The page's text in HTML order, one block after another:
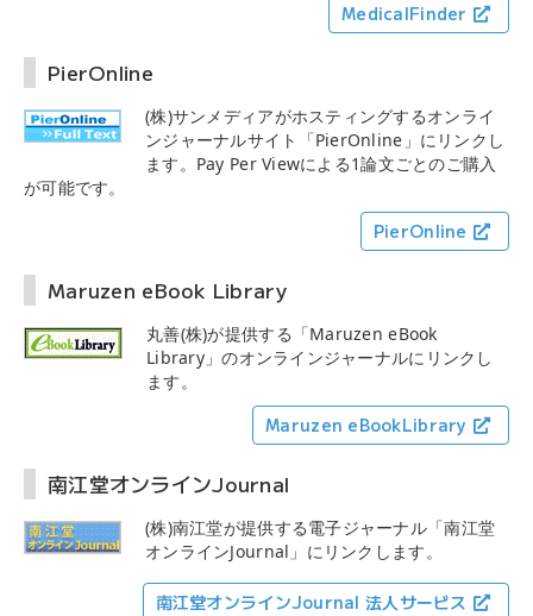
MedicalFinder
PierOnline
(株)サンメディアがホスティングするオンライ
ンジャーナルサイト「PierOnline」にリンクし
ます。Pay Per Viewによる1論文ごとのご購入
が可能です。
PierOnline
Maruzen eBook Library
丸善(株)が提供する「Maruzen eBook
Library」のオンラインジャーナルにリンクし
ます。
Maruzen eBookLibrary
南江堂オンラインJournal
(株)南江堂が提供する電子ジャーナル「南江堂
オンラインJournal」にリンクします。
南江堂オンラインJournal 法人サービス